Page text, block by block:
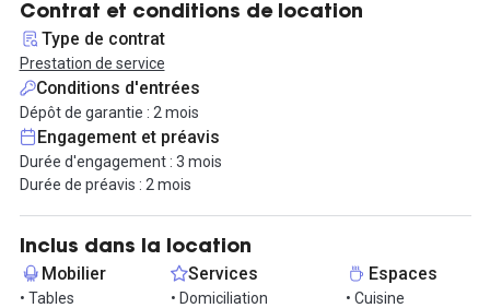
Ce tarif est non contractuel et fourni à titre indicatif.
Contrat et conditions de location
Type de contrat
Prestation de service
Conditions d'entrées
Dépôt de garantie : 2 mois
Engagement et préavis
Durée d'engagement : 3 mois
Durée de préavis : 2 mois
Inclus dans la location
Mobilier
• Tables
Services
• Domiciliation
Espaces
• Cuisine